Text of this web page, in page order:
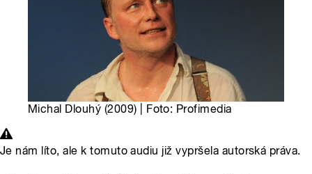
Michal Dlouhý (2009) | Foto: Profimedia
Je nám líto, ale k tomuto audiu již vypršela autorská práva.